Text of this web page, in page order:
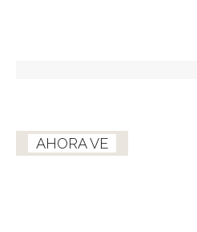
AHORA VE